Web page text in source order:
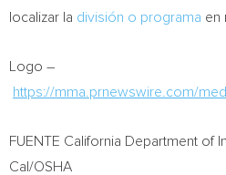
localizar la división o programa en
Logo –
https://mma.prnewswire.com/
FUENTE California Department of
Cal/OSHA